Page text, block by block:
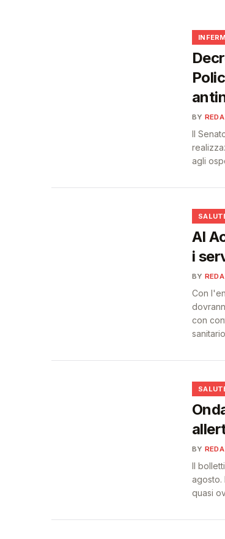
BY
Il
agli
AI
i
BY
Con
con
BY
Il
agosto.
quasi